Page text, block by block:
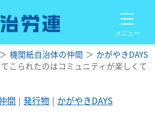
メニュー
機関紙自治体の仲間
かがやきDAYS
てこられたのはコミュニティが楽しくて
間
発行物 かがやきDAYS